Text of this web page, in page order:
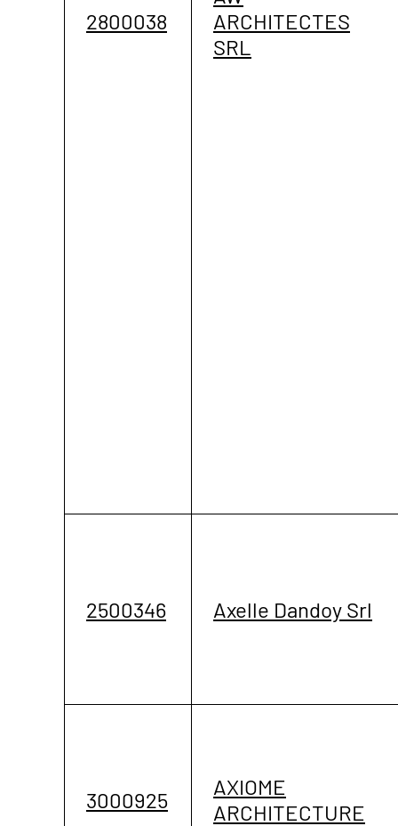
2800038
ARCHITECTES
SRL
2500346 Axelle Dandoy Srl
3000925
AXIOME
ARCHITECTURE